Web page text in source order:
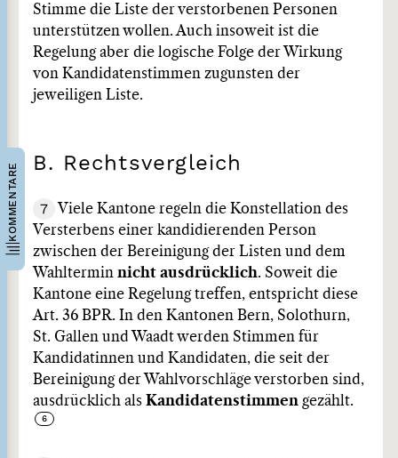
KOMMENTARE
Stimme die Liste der verstorbenen Personen
unterstützen wollen. Auch insoweit ist die
Regelung aber die logische Folge der Wirkung
von Kandidatenstimmen zugunsten der
jeweiligen Liste.
B. Rechtsvergleich
7
Viele Kantone regeln die Konstellation des
Versterbens einer kandidierenden Person
zwischen der Bereinigung der Listen und dem
Wahltermin nicht ausdrücklich. Soweit die
Kantone eine Regelung treffen, entspricht diese
Art. 36 BPR. In den Kantonen Bern, Solothurn,
St. Gallen und Waadt werden Stimmen für
Kandidatinnen und Kandidaten, die seit der
Bereinigung der Wahlvorschläge verstorben sind,
ausdrücklich als Kandidatenstimmen gezählt.